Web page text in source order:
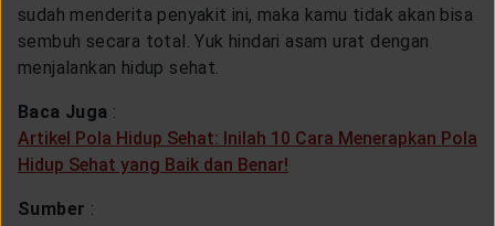
sudah menderita penyakit ini, maka kamu tidak akan bisa
sembuh secara total. Yuk hindari asam urat dengan
menjalankan hidup sehat.
Baca Juga :
Artikel Pola Hidup Sehat: Inilah 10 Cara Menerapkan Pola
Hidup Sehat yang Baik dan Benar!
Sumber :